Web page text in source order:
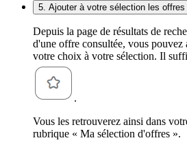
5. Ajouter à votre sélection les
Depuis la page de résultats de
d'une offre consultée, vous pouvez
votre choix à votre sélection. Il
.
Vous les retrouverez ainsi dans
rubrique « Ma sélection d'offres ».